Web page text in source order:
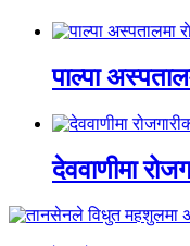
पाल्पा
देववाणीमा